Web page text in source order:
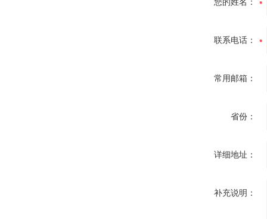
您的姓名：
联系电话：
常用邮箱：
省份：
详细地址：
补充说明：